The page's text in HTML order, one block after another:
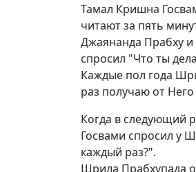
Тамал Кришна
читают за пять
Джаянанда Прабху
спросил "Что ты
Каждые пол года
раз получаю от
Когда в следующий
Госвами спросил у
каждый раз?".
Шрила Прабхупада